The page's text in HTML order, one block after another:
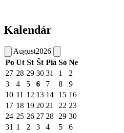
Kalendár
August2026
Po Ut St Št Pia So Ne
27 28 29 30 31 1
2
3
4 5 6 7 8
9
10 11 12 13 14 15 16
17 18 19 20 21 22 23
24 25 26 27 28 29 30
31 1 2 3 4 5 6